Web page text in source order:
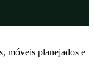
móveis planejados e